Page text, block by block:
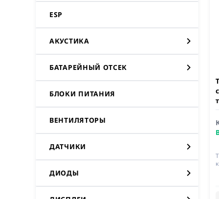
ESP
АКУСТИКА
БАТАРЕЙНЫЙ ОТСЕК
БЛОКИ ПИТАНИЯ
ВЕНТИЛЯТОРЫ
ДАТЧИКИ
ДИОДЫ